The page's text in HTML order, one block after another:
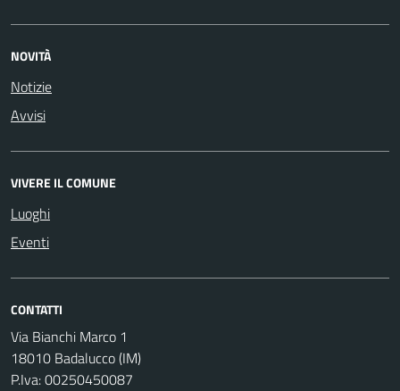
NOVITÀ
Notizie
Avvisi
VIVERE IL COMUNE
Luoghi
Eventi
CONTATTI
Via Bianchi Marco 1
18010 Badalucco (IM)
P.Iva: 00250450087